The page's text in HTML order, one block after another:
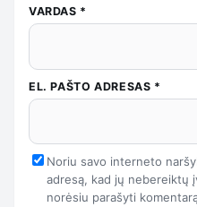
VARDAS *
EL. PAŠTO ADRESAS *
Noriu savo interneto
adresą, kad jų nebereiktų
norėsiu parašyti